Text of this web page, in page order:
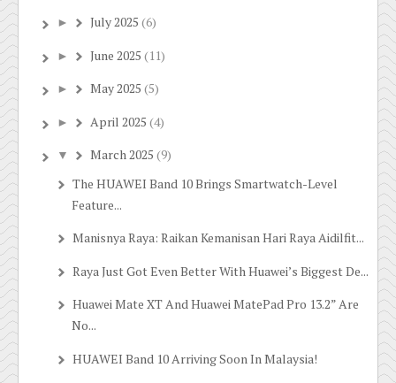
► July 2025 (6)
► June 2025 (11)
► May 2025 (5)
► April 2025 (4)
▼ March 2025 (9)
The HUAWEI Band 10 Brings Smartwatch-Level
Feature...
Manisnya Raya: Raikan Kemanisan Hari Raya Aidilfit...
Raya Just Got Even Better With Huawei’s Biggest De...
Huawei Mate XT And Huawei MatePad Pro 13.2” Are
No...
HUAWEI Band 10 Arriving Soon In Malaysia!